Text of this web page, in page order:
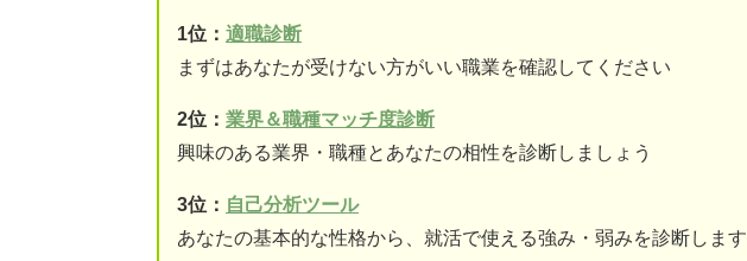
1位： 適職診断
まずはあなたが受けない方がいい職業を確認してください
2位： 業界＆職種マッチ度診断
興味のある業界・職種とあなたの相性を診断しましょう
3位： 自己分析ツール
あなたの基本的な性格から、就活で使える強み・弱みを診断します